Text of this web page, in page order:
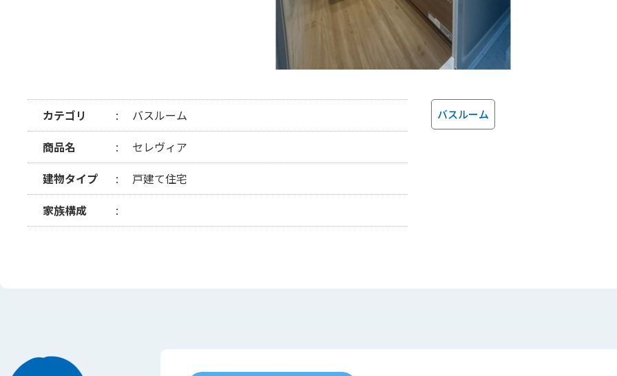
カテゴリ
バスルーム
商品名
セレヴィア
建物タイプ
戸建て住宅
家族構成
バスルーム